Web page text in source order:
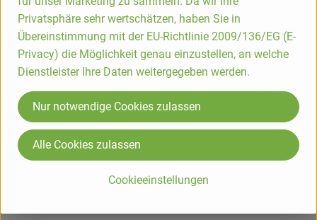
echte Alternative für uns und unseren
Planeten ist, mit den Ansprüchen der
heutigen Zeit an Gesundheit und
Lifestyle.
Frei nach dem Motto “Authentisch ist
das neue cool” arbeiten wir FÜR
Privatsphäre sehr wertschätzen, haben Sie in
Übereinstimmung mit der EU-Richtlinie 2009/136/EG (E-
Privacy) die Möglichkeit genau einzustellen, an welche
Dienstleister Ihre Daten weitergegeben werden.
Cookieeinstellungen
Nur notwendige Cookies zulassen
Alle Cookies zulassen